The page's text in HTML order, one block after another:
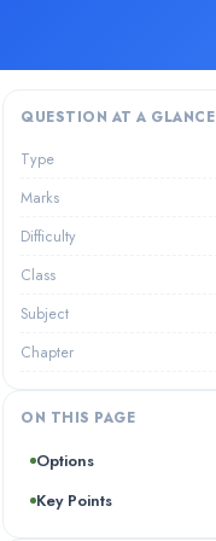
QUESTION AT A GLANCE
Type
Marks
Difficulty
Class
Subject
Chapter
ON THIS PAGE
Options
Key Points